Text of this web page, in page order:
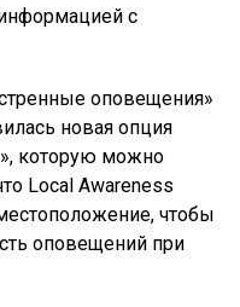
с
оповещения»
новая опция
которую можно
Local Awareness
чтобы
оповещений при